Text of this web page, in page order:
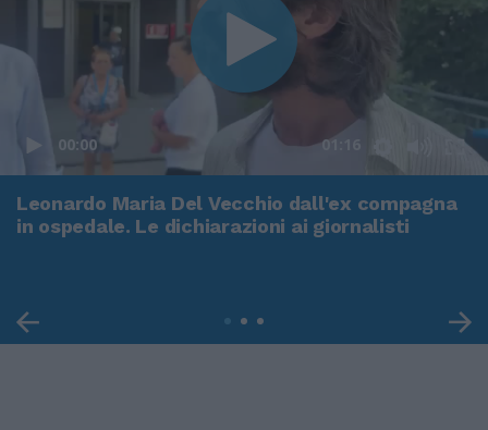
00:00 01:16
Leonardo Maria Del Vecchio dall'ex compagna
in ospedale. Le dichiarazioni ai giornalisti